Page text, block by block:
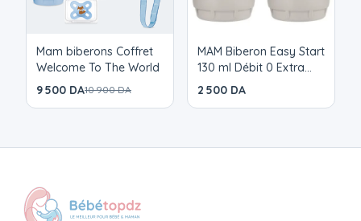
Mam biberons Coffret
Welcome To The World
9 500 DA10 900 DA
MAM Biberon Easy Start
130 ml Débit 0 Extra
Lent Dès 0 Mois
2 500 DA